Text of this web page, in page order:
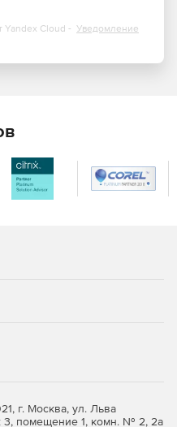
Yandex Cloud - Уведомление
г. Москва, ул. Льва
3, помещение 1, комн. № 2, 2а